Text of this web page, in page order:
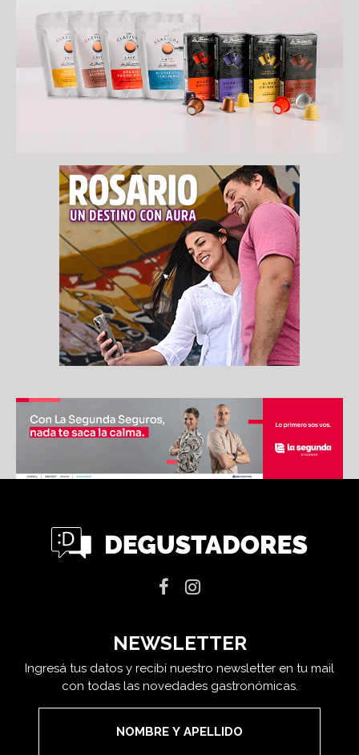
NEWSLETTER
Ingresá tus datos y recibí nuestro newsletter en tu mail
con todas las novedades gastronómicas.